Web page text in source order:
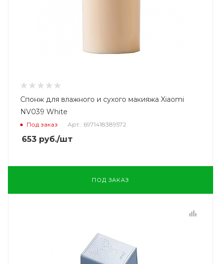
Спонж для влажного и сухого макияжа Xiaomi
NV039 White
Под заказ Арт.: 6971418389572
653 руб./шт
ПОД ЗАКАЗ